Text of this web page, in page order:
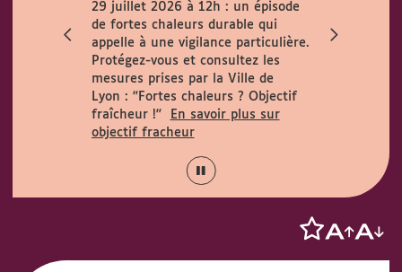
29 juillet 2026 à 12h : un épisode
de fortes chaleurs durable qui
appelle à une vigilance particulière.
Protégez-vous et consultez les
mesures prises par la Ville de
Lyon : "Fortes chaleurs ? Objectif
fraîcheur !"
En savoir plus sur
objectif fracheur